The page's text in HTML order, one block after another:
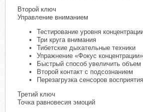
Второй ключ
Управление вниманием
Тестирование уровня
Три круга внимания
Тибетские дыхательные техники
Упражнение «Фокус концентрации»
Быстрый способ увеличить объем
Второй контакт с подсознанием
Перезагрузка сенсоров восприятия
Третий ключ
Точка равновесия эмоций